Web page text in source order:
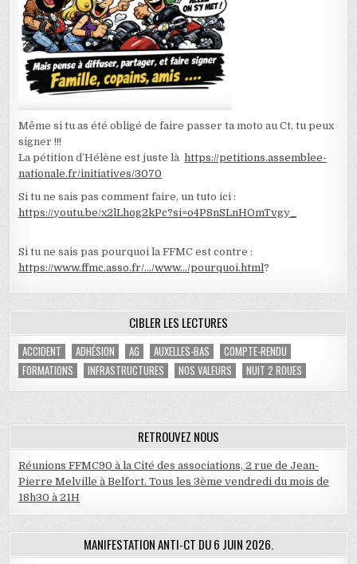
Même si tu as été obligé de faire passer ta moto au Ct, tu peux
signer !!!
La pétition d’Hélène est juste làhttps://petitions.assemblee-
nationale.fr/initiatives/3070
Si tu ne sais pas comment faire, un tuto ici :
https://youtu.be/x2lLhog2kPc?si=o4P8nSLnHOmTvgy_
Si tu ne sais pas pourquoi la FFMC est contre :
https://www.ffmc.asso.fr/…/www…/pourquoi.html?
CIBLER LES LECTURES
ACCIDENT ADHÉSION AG AUXELLES-BAS
COMPTE-RENDU
FORMATIONS
INFRASTRUCTURES NOS VALEURS NUIT 2 ROUES
RETROUVEZ NOUS
Réunions FFMC90 à la Cité des associations, 2 rue de Jean-
Pierre Melville à Belfort. Tous les 3ème vendredi du mois de
18h30 à 21H
MANIFESTATION ANTI-CT DU 6 JUIN 2026.